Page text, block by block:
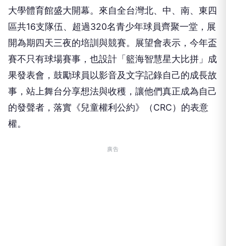
區共16支隊伍、超過320名青少年球員齊聚一堂，展
開為期四天三夜的培訓與競賽。展望會表示，今年盃
賽不只有球場賽事，也設計「籃海智慧星大比拼」成
果發表會，鼓勵球員以影音及文字記錄自己的成長故
事，站上舞台分享想法與收穫，讓他們真正成為自己
的發聲者，落實《兒童權利公約》（CRC）的表意
權。